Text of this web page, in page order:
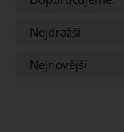
Nejdražší
Nejnovější